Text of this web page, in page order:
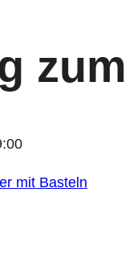
mit Basteln